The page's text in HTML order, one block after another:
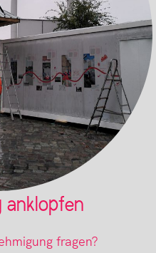
anklopfen
fragen?